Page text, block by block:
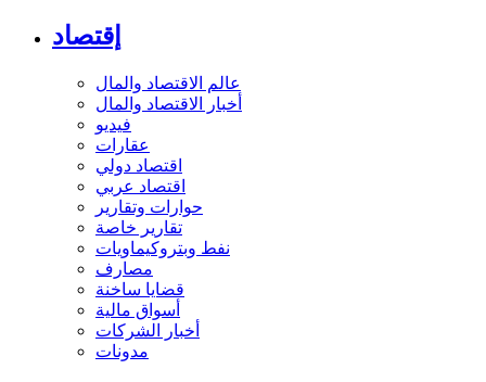
إقتصاد
عالم الاقتصاد والمال
أخبار الاقتصاد والمال
فيديو
عقارات
اقتصاد دولي
اقتصاد عربي
حوارات وتقارير
تقارير خاصة
نفط وبتروكيماويات
مصارف
قضايا ساخنة
أسواق مالية
أخبار الشركات
مدونات